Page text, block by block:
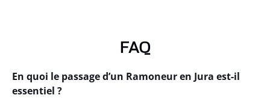
FAQ
En quoi le passage d’un Ramoneur en Jura est-il
essentiel ?